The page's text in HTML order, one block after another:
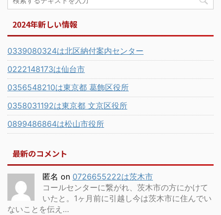
2024年新しい情報
0339080324は北区納付案内センター
0222148173は仙台市
0356548210は東京都 葛飾区役所
0358031192は東京都 文京区役所
0899486864は松山市役所
最新のコメント
匿名 on 0726655222は茨木市
コールセンターに繋がれ、茨木市の方にかけて
いたと。1ヶ月前に引越し今は茨木市に住んでい
ないことを伝え…